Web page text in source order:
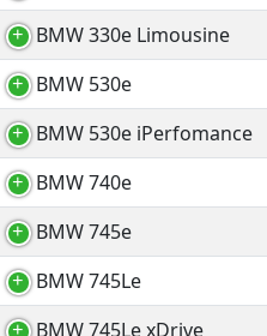
BMW 330e Limousine
BMW 530e
BMW 530e iPerfomance
BMW 740e
BMW 745e
BMW 745Le
BMW 745Le xDrive